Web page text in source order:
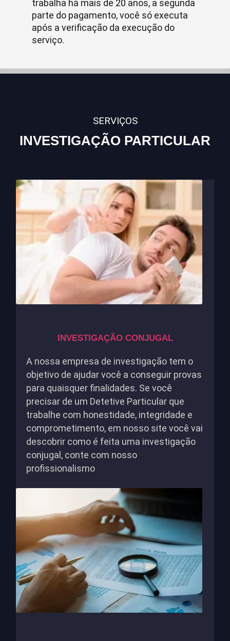
trabalha há mais de 20 anos, a segunda
parte do pagamento, você só executa
após a verificação da execução do
serviço.
SERVIÇOS
INVESTIGAÇÃO PARTICULAR
INVESTIGAÇÃO CONJUGAL
A nossa empresa de investigação tem o
objetivo de ajudar você a conseguir provas
para quaisquer finalidades. Se você
precisar de um Detetive Particular que
trabalhe com honestidade, integridade e
comprometimento, em nosso site você vai
descobrir como é feita uma investigação
conjugal, conte com nosso
profissionalismo